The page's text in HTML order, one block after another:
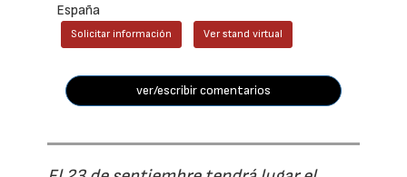
España
Solicitar información Ver stand virtual
ver/escribir comentarios